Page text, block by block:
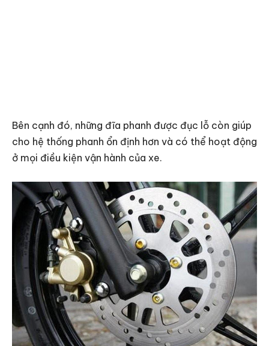
Bên cạnh đó, những đĩa phanh được đục lỗ còn giúp
cho hệ thống phanh ổn định hơn và có thể hoạt động
ở mọi điều kiện vận hành của xe.